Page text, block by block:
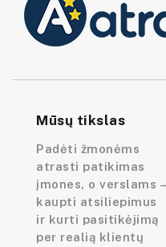
Mūsų tikslas
Padėti žmonėms
atrasti patikimas
įmones, o verslams –
kaupti atsiliepimus
ir kurti pasitikėjimą
per realią klientų